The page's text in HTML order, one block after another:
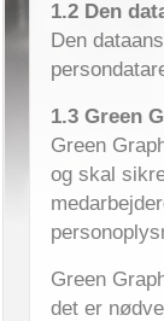
1.2 Den
Den
1.3 Green
Green
og skal
Green
det er